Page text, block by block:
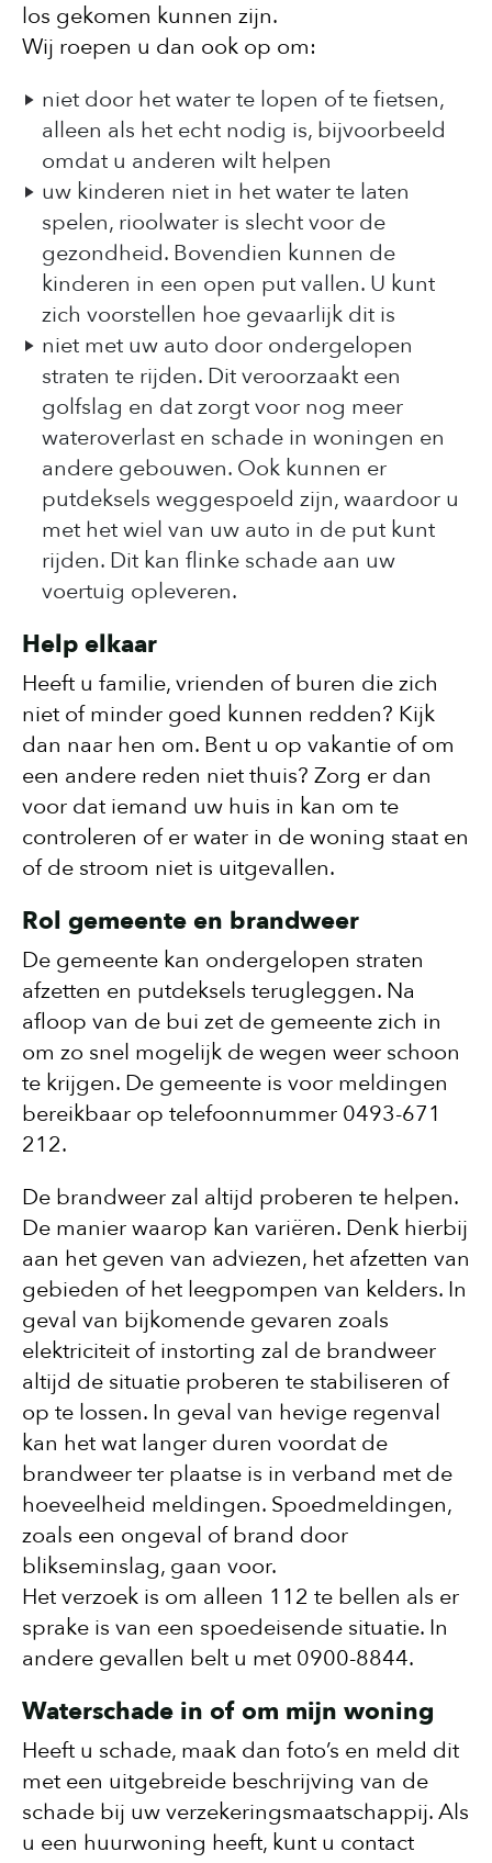
los gekomen kunnen zijn.
Wij roepen u dan ook op om:
niet door het water te lopen of te fietsen,
alleen als het echt nodig is, bijvoorbeeld
omdat u anderen wilt helpen
uw kinderen niet in het water te laten
spelen, rioolwater is slecht voor de
gezondheid. Bovendien kunnen de
kinderen in een open put vallen. U kunt
zich voorstellen hoe gevaarlijk dit is
niet met uw auto door ondergelopen
straten te rijden. Dit veroorzaakt een
golfslag en dat zorgt voor nog meer
wateroverlast en schade in woningen en
andere gebouwen. Ook kunnen er
putdeksels weggespoeld zijn, waardoor u
met het wiel van uw auto in de put kunt
rijden. Dit kan flinke schade aan uw
voertuig opleveren.
Help elkaar
Heeft u familie, vrienden of buren die zich
niet of minder goed kunnen redden? Kijk
dan naar hen om. Bent u op vakantie of om
een andere reden niet thuis? Zorg er dan
voor dat iemand uw huis in kan om te
controleren of er water in de woning staat en
of de stroom niet is uitgevallen.
Rol gemeente en brandweer
De gemeente kan ondergelopen straten
afzetten en putdeksels terugleggen. Na
afloop van de bui zet de gemeente zich in
om zo snel mogelijk de wegen weer schoon
te krijgen. De gemeente is voor meldingen
bereikbaar op telefoonnummer 0493-671
212.
De brandweer zal altijd proberen te helpen.
De manier waarop kan variëren. Denk hierbij
aan het geven van adviezen, het afzetten van
gebieden of het leegpompen van kelders. In
geval van bijkomende gevaren zoals
elektriciteit of instorting zal de brandweer
altijd de situatie proberen te stabiliseren of
op te lossen. In geval van hevige regenval
kan het wat langer duren voordat de
brandweer ter plaatse is in verband met de
hoeveelheid meldingen. Spoedmeldingen,
zoals een ongeval of brand door
blikseminslag, gaan voor.
Het verzoek is om alleen 112 te bellen als er
sprake is van een spoedeisende situatie. In
andere gevallen belt u met 0900-8844.
Waterschade in of om mijn woning
Heeft u schade, maak dan foto’s en meld dit
met een uitgebreide beschrijving van de
schade bij uw verzekeringsmaatschappij. Als
u een huurwoning heeft, kunt u contact